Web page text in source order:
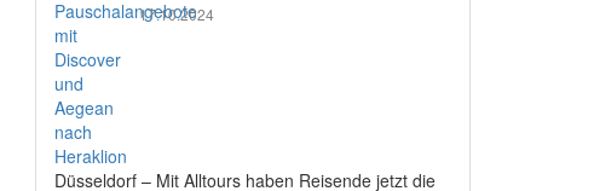
17.10.2024
Düsseldorf – Mit Alltours haben Reisende jetzt die